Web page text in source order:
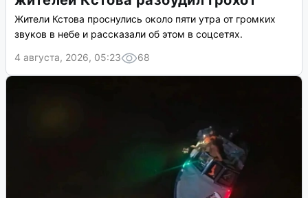
Жители Кстова проснулись около пяти утра от громких
звуков в небе и рассказали об этом в соцсетях.
4 августа, 2026, 05:23
68